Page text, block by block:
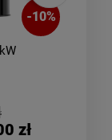
-10%
zł